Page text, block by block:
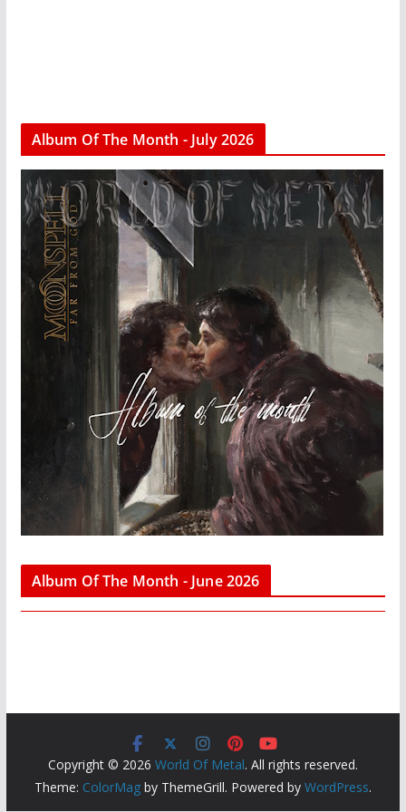
Album Of The Month - July 2026
Album Of The Month - June 2026
Copyright © 2026 World Of Metal. All rights reserved.
Theme: ColorMagby ThemeGrill. Powered by WordPress.